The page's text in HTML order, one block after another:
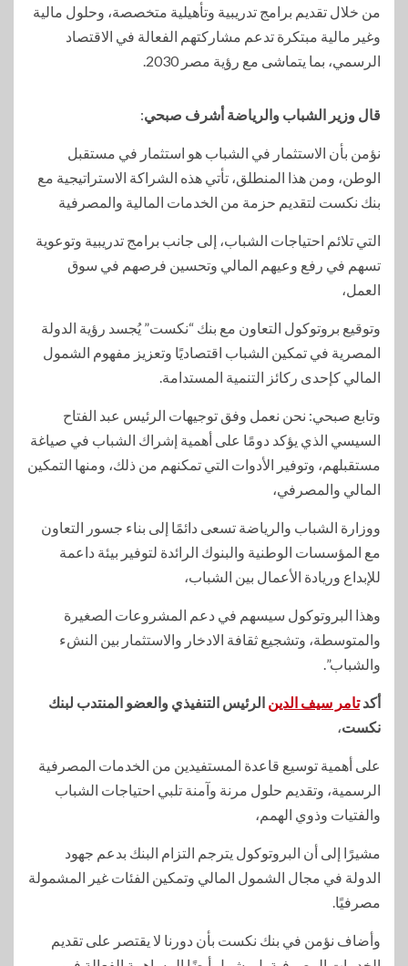
من خلال تقديم برامج تدريبية وتأهيلية متخصصة، وحلول مالية
وغير مالية مبتكرة تدعم مشاركتهم الفعالة في الاقتصاد
الرسمي، بما يتماشى مع رؤية مصر 2030.
قال وزير الشباب والرياضة أشرف صبحي:
نؤمن بأن الاستثمار في الشباب هو استثمار في مستقبل
الوطن، ومن هذا المنطلق، تأتي هذه الشراكة الاستراتيجية مع
بنك نكست لتقديم حزمة من الخدمات المالية والمصرفية
التي تلائم احتياجات الشباب، إلى جانب برامج تدريبية وتوعوية
تسهم في رفع وعيهم المالي وتحسين فرصهم في سوق
العمل،
وتوقيع بروتوكول التعاون مع بنك “نكست” يُجسد رؤية الدولة
المصرية في تمكين الشباب اقتصاديًا وتعزيز مفهوم الشمول
المالي كإحدى ركائز التنمية المستدامة.
وتابع صبحي: نحن نعمل وفق توجيهات الرئيس عبد الفتاح
السيسي الذي يؤكد دومًا على أهمية إشراك الشباب في صياغة
مستقبلهم، وتوفير الأدوات التي تمكنهم من ذلك، ومنها التمكين
المالي والمصرفي،
ووزارة الشباب والرياضة تسعى دائمًا إلى بناء جسور التعاون
مع المؤسسات الوطنية والبنوك الرائدة لتوفير بيئة داعمة
للإبداع وريادة الأعمال بين الشباب،
وهذا البروتوكول سيسهم في دعم المشروعات الصغيرة
والمتوسطة، وتشجيع ثقافة الادخار والاستثمار بين النشء
والشباب”.
أكدتامر سيف الدين الرئيس التنفيذي والعضو المنتدب لبنك
نكست،
على أهمية توسيع قاعدة المستفيدين من الخدمات المصرفية
الرسمية، وتقديم حلول مرنة وآمنة تلبي احتياجات الشباب
والفتيات وذوي الهمم،
مشيرًا إلى أن البروتوكول يترجم التزام البنك بدعم جهود
الدولة في مجال الشمول المالي وتمكين الفئات غير المشمولة
مصرفيًا.
وأضاف نؤمن في بنك نكست بأن دورنا لا يقتصر على تقديم